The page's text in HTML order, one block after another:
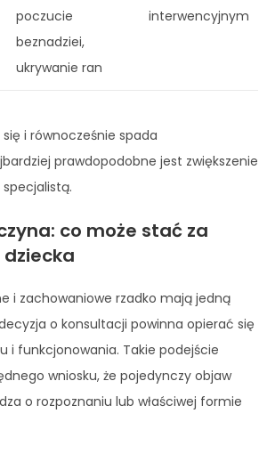
poczucie
beznadziei,
ukrywanie ran
interwencyjnym
i równocześnie spada
prawdopodobne jest zwiększenie
co może stać za
i zachowaniowe rzadko mają jedną
o konsultacji powinna opierać się
i funkcjonowania. Takie podejście
wniosku, że pojedynczy objaw
o rozpoznaniu lub właściwej formie